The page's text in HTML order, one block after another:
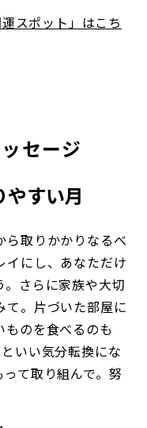
スポット」はこち
セージ
すい月
ら取りかかりなるべ
イにし、あなただけ
さらに家族や大切
て。片づいた部屋に
ものを食べるのも
いい気分転換にな
て取り組んで。努